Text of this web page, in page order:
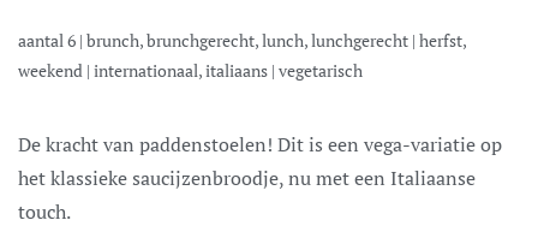
aantal 6 | brunch, brunchgerecht, lunch, lunchgerecht | herfst,
weekend | internationaal, italiaans | vegetarisch
De kracht van paddenstoelen! Dit is een vega-variatie op
het klassieke saucijzenbroodje, nu met een Italiaanse
touch.